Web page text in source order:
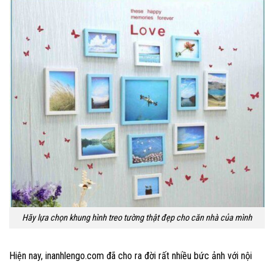
Hãy lựa chọn khung hình treo tường thật đẹp cho căn nhà của mình
Hiện nay, inanhlengo.com đã cho ra đời rất nhiều bức ảnh với nội